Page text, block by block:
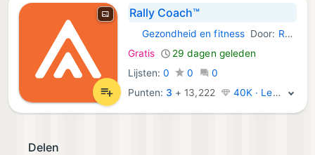
Rally Coach™
Android Apps:
Gezondheid en fitnessDoor: Rally Health
Gratis
29 dagen geleden
Lijsten:0 0
0
Punten: 3 + 13,222 40K · Legende
Delen